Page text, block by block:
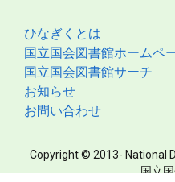
ひなぎくとは
国立国会図書館ホームペ
国立国会図書館サーチ
お知らせ
お問い合わせ
Copyright © 2013- National